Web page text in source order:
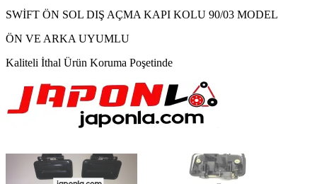
SWİFT ÖN SOL DIŞ AÇMA KAPI KOLU 90/03 MODEL
ÖN VE ARKA UYUMLU
Kaliteli İthal Ürün Koruma Poşetinde